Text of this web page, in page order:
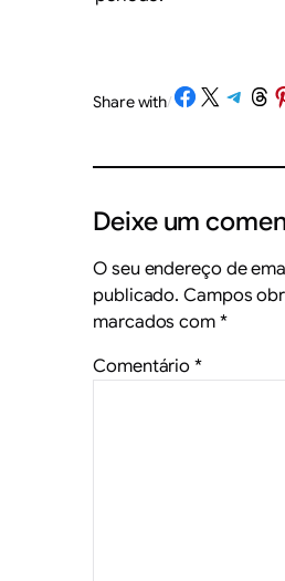
Share with/Share on Facebook
Share on X Share onShare on
Deixe um
O seu endereço de
publicado. Campos
marcados com *
Comentário*